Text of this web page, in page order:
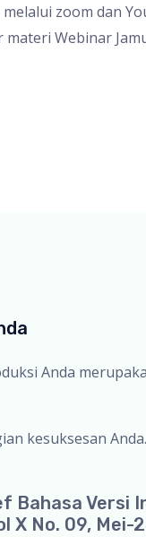
melalui zoom dan
Webinar
Anda
kesuksesan Anda.
Bahasa Versi
X No. 09, Mei-